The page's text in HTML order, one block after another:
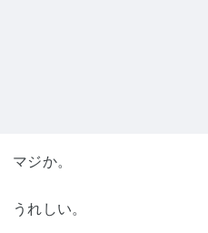
マジか。
うれしい。